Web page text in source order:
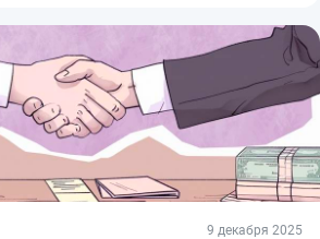
9 декабря 2025